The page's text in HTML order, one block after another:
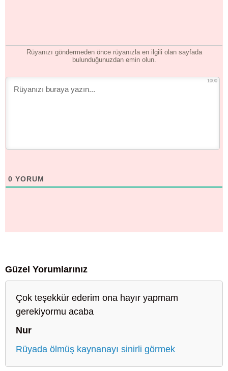
Rüyanızı göndermeden önce rüyanızla en ilgili olan sayfada
bulunduğunuzdan emin olun.
1000
0 YORUM
Güzel Yorumlarınız
Çok teşekkür ederim ona hayır yapmam
gerekiyormu acaba
Nur
Rüyada ölmüş kaynanayı sinirli görmek